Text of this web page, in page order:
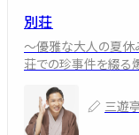
別荘
～優雅な大人の夏
荘での珍事件を綴る
三遊